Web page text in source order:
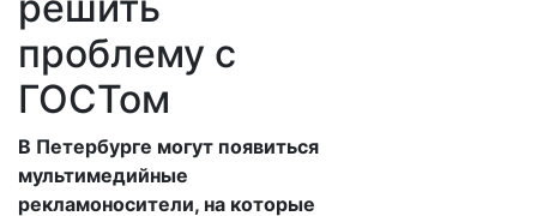
проблему с
ГОСТом
В Петербурге могут появиться
мультимедийные
рекламоносители, на которые